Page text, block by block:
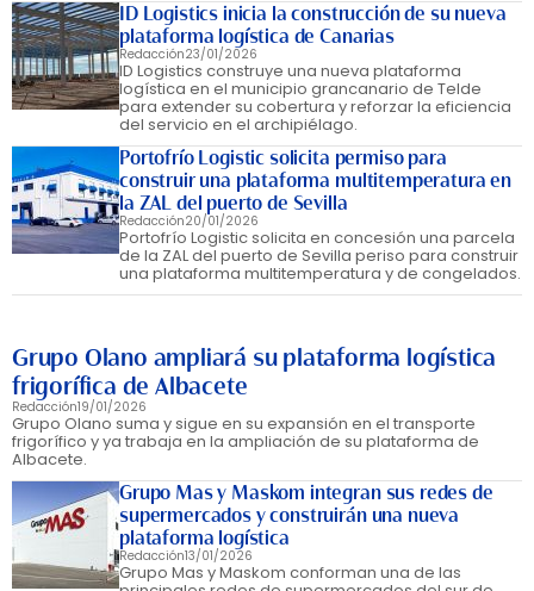
ID Logistics inicia la construcción de su nueva
plataforma logística de Canarias
Redacción23/01/2026
ID Logistics construye una nueva plataforma
logística en el municipio grancanario de Telde
para extender su cobertura y reforzar la eficiencia
del servicio en el archipiélago.
Portofrío Logistic solicita permiso para
construir una plataforma multitemperatura en
la ZAL del puerto de Sevilla
Redacción20/01/2026
Portofrío Logistic solicita en concesión una parcela
de la ZAL del puerto de Sevilla periso para construir
una plataforma multitemperatura y de congelados.
Grupo Olano ampliará su plataforma logística
frigorífica de Albacete
Redacción19/01/2026
Grupo Olano suma y sigue en su expansión en el transporte
frigorífico y ya trabaja en la ampliación de su plataforma de
Albacete.
Grupo Mas y Maskom integran sus redes de
supermercados y construirán una nueva
plataforma logística
Redacción13/01/2026
Grupo Mas y Maskom conforman una de las